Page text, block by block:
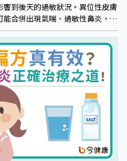
到後天的過敏狀況。異位性皮膚
合併出現氣喘、過敏性鼻炎，俗